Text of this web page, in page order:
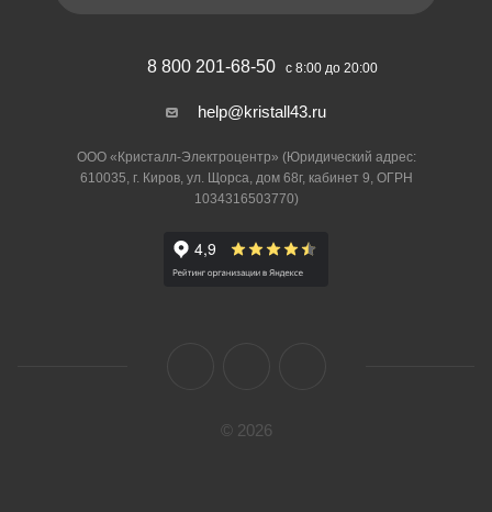
8 800 201-68-50 с 8:00 до 20:00
help@kristall43.ru
ООО «Кристалл-Электроцентр» (Юридический адрес:
610035, г. Киров, ул. Щорса, дом 68г, кабинет 9, ОГРН
1034316503770)
© 2026